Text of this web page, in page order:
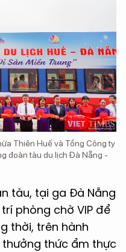
Thiên Huế và Tổng Công ty
đoàn tàu du lịch Đà Nẵng -
tàu, tại ga Đà Nẵng
phòng chờ VIP để
thời, trên hành
thức ẩm thực